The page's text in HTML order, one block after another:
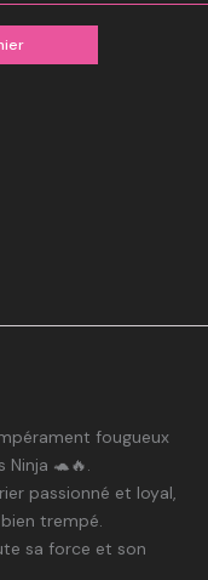
fougueux
🐢🔥.
passionné et loyal,
trempé.
sa force et son